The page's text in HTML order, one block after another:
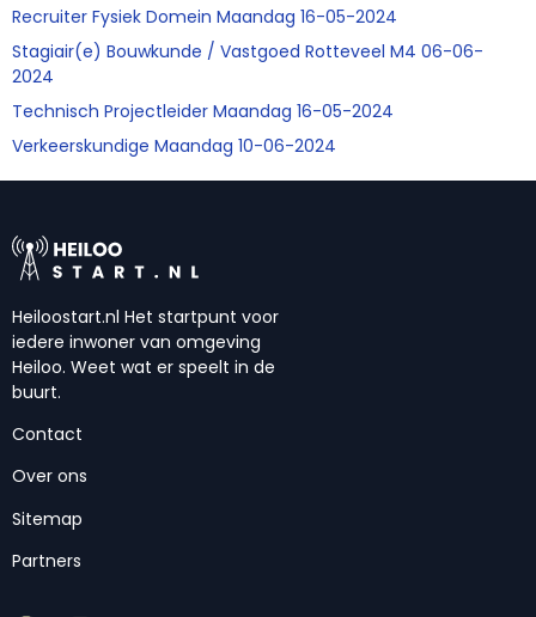
Recruiter Fysiek Domein Maandag 16-05-2024
Stagiair(e) Bouwkunde / Vastgoed Rotteveel M4 06-06-
2024
Technisch Projectleider Maandag 16-05-2024
Verkeerskundige Maandag 10-06-2024
Heiloostart.nl Het startpunt voor
iedere inwoner van omgeving
Heiloo. Weet wat er speelt in de
buurt.
Contact
Over ons
Sitemap
Partners